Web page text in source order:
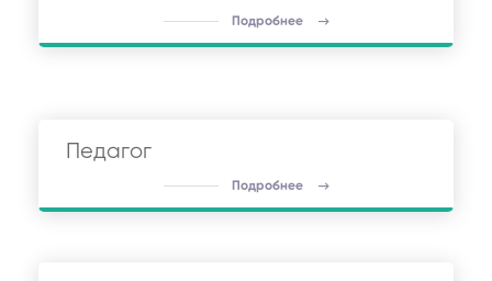
Подробнее
Педагог
Подробнее